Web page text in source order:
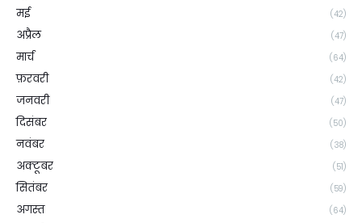
मई (42)
अप्रैल (47)
मार्च (64)
फ़रवरी (42)
जनवरी (47)
दिसंबर (50)
नवंबर (38)
अक्टूबर (51)
सितंबर (59)
अगस्त (64)